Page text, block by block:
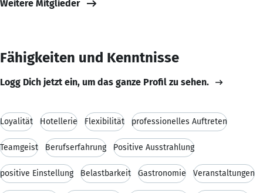
Weitere Mitglieder
Fähigkeiten und Kenntnisse
Logg Dich jetzt ein, um das ganze Profil zu sehen.
Loyalität Hotellerie Flexibilität professionelles Auftreten
Teamgeist Berufserfahrung Positive Ausstrahlung
positive Einstellung Belastbarkeit Gastronomie Veranstaltungen